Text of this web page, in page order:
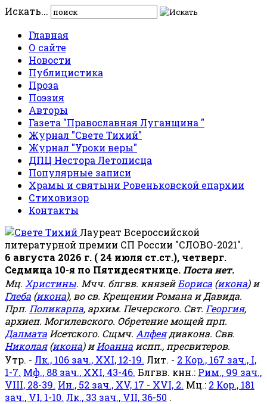
Искать...
Главная
О сайте
Новости
Публицистика
Проза
Поэзия
Авторы
Газета "Православная Луганщина "
Журнал "Свете Тихий"
Журнал "Уроки веры"
ДПЦ Нестора Летописца
Популярные записи
Храмы и святыни Ровеньковской епархии
Стиховизор
Контакты
Лауреат Всероссийской
литературной премии СП России "СЛОВО-2021".
6 августа 2026 г. ( 24 июля ст.ст.), четверг.
Седмица 10-я по Пятидесятнице. Поста нет.
Мц. Христины. Мчч. блгвв. князейБориса (икона) и
Глеба (икона), во св. Крещении Романа и Давида.
Прп. Поликарпа, архим. Печерского. Свт. Георгия,
архиеп. Могилевского. Обретение мощей прп.
Далмата Исетского. Сщмч. Алфеядиакона. Свв.
Николая(икона) иИоанна испп., пресвитеров.
Утр. - Лк., 106 зач., XXI, 12-19. Лит. - 2 Кор., 167 зач., I,
1-7. Мф., 88 зач., XXI, 43-46. Блгвв. кнн.: Рим., 99 зач.,
VIII, 28-39. Ин., 52 зач., XV, 17 - XVI, 2. Мц.: 2 Кор., 181
зач., VI, 1-10. Лк., 33 зач., VII, 36-50 .